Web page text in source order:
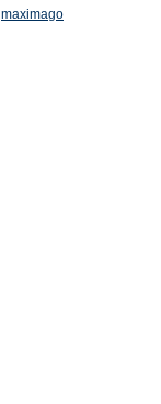
maximago